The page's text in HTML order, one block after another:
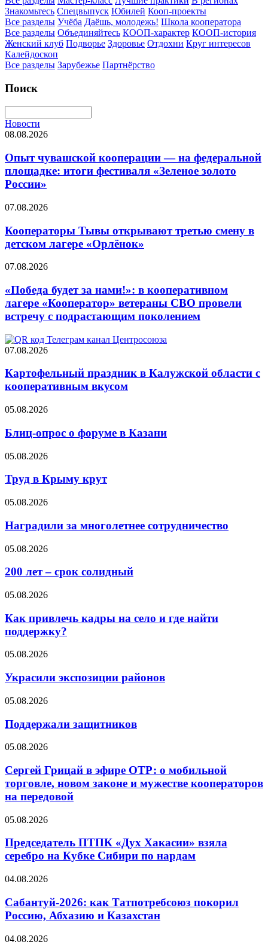
Знакомьтесь Спецвыпуск Юбилей Кооп-проекты
Все разделы Учёба Даёшь, молодежь! Школа кооператора
Все разделы Объединяйтесь КООП-характер КООП-история
Женский клуб Подворье Здоровье Отдохни Круг интересов
Калейдоскоп
Все разделы Зарубежье Партнёрство
Поиск
Новости
08.08.2026
Опыт чувашской кооперации — на федеральной
площадке: итоги фестиваля «Зеленое золото
России»
07.08.2026
Кооператоры Тывы открывают третью смену в
детском лагере «Орлёнок»
07.08.2026
«Победа будет за нами!»: в кооперативном
лагере «Кооператор» ветераны СВО провели
встречу с подрастающим поколением
07.08.2026
Картофельный праздник в Калужской области с
кооперативным вкусом
05.08.2026
Блиц-опрос о форуме в Казани
05.08.2026
Труд в Крыму крут
05.08.2026
Наградили за многолетнее сотрудничество
05.08.2026
200 лет – срок солидный
05.08.2026
Как привлечь кадры на село и где найти
поддержку?
05.08.2026
Украсили экспозиции районов
05.08.2026
Поддержали защитников
05.08.2026
Сергей Грицай в эфире ОТР: о мобильной
торговле, новом законе и мужестве кооператоров
на передовой
05.08.2026
Председатель ПТПК «Дух Хакасии» взяла
серебро на Кубке Сибири по нардам
04.08.2026
Сабантуй-2026: как Татпотребсоюз покорил
Россию, Абхазию и Казахстан
04.08.2026